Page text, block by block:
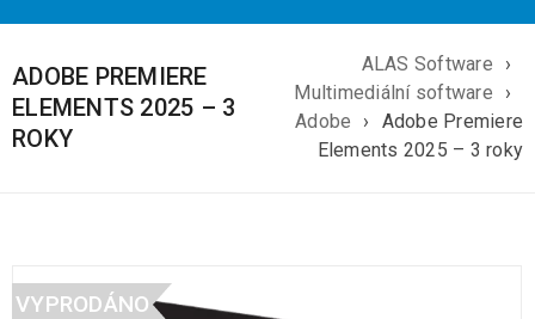
ADOBE PREMIERE
ELEMENTS 2025 – 3
ROKY
ALAS Software
›
Multimediální software
›
Adobe
›
Adobe Premiere
Elements 2025 – 3 roky
VYPRODÁNO